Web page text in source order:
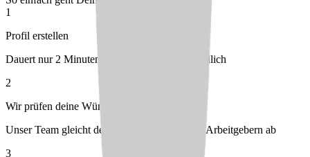
1
Profil erstellen
Dauert nur 2 Minuten – kostenlos & unverbindlich
2
Wir prüfen deine Wünsche
Unser Team gleicht dein Profil mit passenden Arbeitgebern ab
3